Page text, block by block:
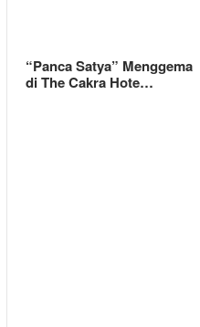
“Panca Satya” Menggema
di The Cakra Hote…